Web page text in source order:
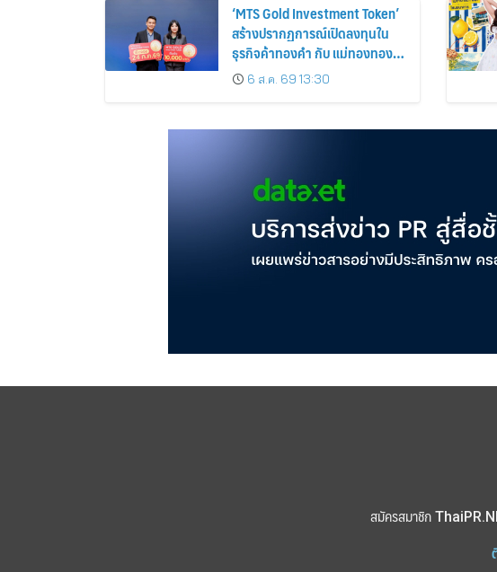
‘MTS Gold Investment Token’
สร้างปรากฏการณ์เปิดลงทุนใน
ธุรกิจค้าทองคำ กับ แม่ทองทอง
สุกเซ็นทรัล รับผลตอบแทนคงที่
3% ต่อปี
6 ส.ค. 69 13:30
สมัครสมาชิก